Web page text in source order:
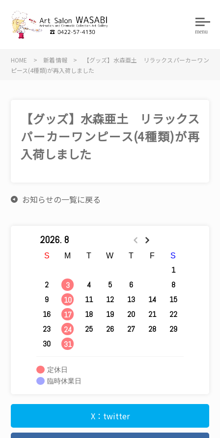
menu
HOME >新着情報 >
【グッズ】水森亜土 リラックスパーカーワン
ピース(4種類)が再入荷しました
【グッズ】水森亜土 リラックス
パーカーワンピース(4種類)が再
入荷しました
お知らせの一覧に戻る
2026. 8
S M T W T F S
1
2
3 4 5 6
8
9
10 11 12 13 14
15
16
17 18 19 20 21
22
23
24 25 26 27 28
29
30
31
定休日
臨時休業日
X：twitter